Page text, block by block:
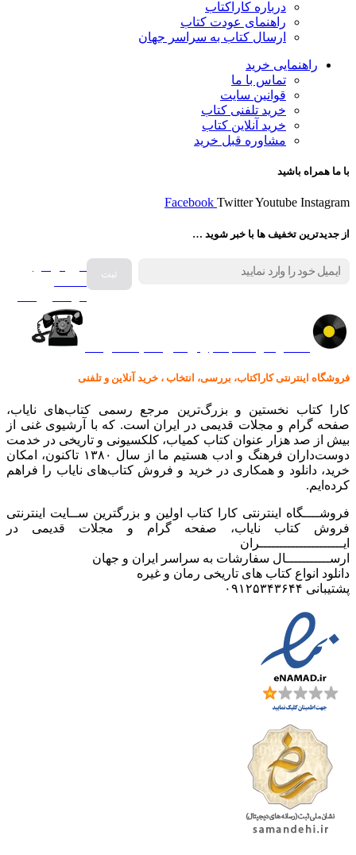
درباره کاراکتاب
راهنمای عودت کتاب
ارسال کتاب به سراسر جهان
راهنمایی خرید
تماس با ما
قوانین سایت
خرید تلفنی کتاب
خرید آنلاین کتاب
مشاوره قبل خرید
با ما همراه باشید
Facebook TwitterYoutube Instagram
از جدیدترین تخفیف ها با خبر شوید …
فروش انواع
فروشگاه اینترنتی کاراکتاب، بررسی، انتخاب ، خرید آنلاین و تلفنی
کارا کتاب نخستین و بزرگ‌ترین مرجع رسمی کتاب‌های نایاب،
صفحه گرام و مجلات قدیمی در ایران است. که با آرشیوی غنی از
بیش از صد هزار عنوان کتاب کمیاب، کلکسیونی و تاریخی در خدمت
دوست‌داران فرهنگ و ادب هستیم ما از سال ۱۳۸۰ تاکنون، امکان
خرید، دانلود و همکاری در خرید و فروش کتاب‌های نایاب را فراهم
کرده‌ایم.
فروشــــگاه اینترنتی کارا کتاب اولین و بزرگترین ســایت اینترنتی
فروش کتاب نایاب، صفحه گرام و مجلات قدیمی در
ایـــــــــــــــــــــران
ارســـــــــــال سفارشات به سراسر ایران و جهان
دانلود انواع کتاب های تاریخی رمان و غیره
پشتیبانی ۰۹۱۲۵۳۴۳۶۴۴